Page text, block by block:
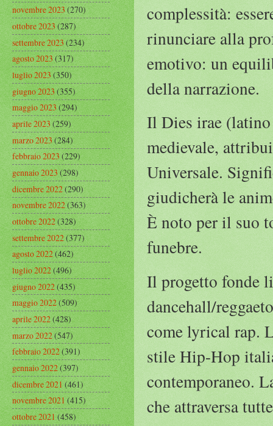
complessità:
rinunciare alla
emotivo: un
della narrazione.
Il Dies irae
medievale,
Universale.
giudicherà le
È noto per il suo
funebre.
Il progetto fonde
dancehall/
come lyrical rap.
stile Hip-Hop
contemporaneo.
che attraversa
novembre 2023(270)
ottobre 2023(287)
settembre 2023(234)
agosto 2023(317)
luglio 2023(350)
giugno 2023(355)
maggio 2023(294)
aprile 2023(259)
marzo 2023(284)
febbraio 2023(229)
gennaio 2023(298)
dicembre 2022(290)
novembre 2022(363)
ottobre 2022(328)
settembre 2022(377)
agosto 2022(462)
luglio 2022(496)
giugno 2022(435)
maggio 2022(509)
aprile 2022(428)
marzo 2022(547)
febbraio 2022(391)
gennaio 2022(397)
dicembre 2021(461)
novembre 2021(415)
ottobre 2021(458)